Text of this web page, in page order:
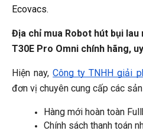
Ecovacs.
Địa chỉ mua Robot hút bụi
T30E Pro Omni chính hãng,
Hiện nay, Công ty TNHH giải
đơn vị chuyên cung cấp các
Hàng mới hoàn toàn
Chính sách thanh toán